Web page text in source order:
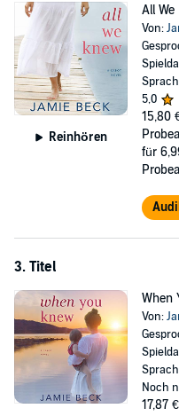
©2017 Jamie Beck (P)2017
reserved.
Reinhören
All We
Von:
5,0
15,80
für
3. Titel
When
Von:
Noch
17,87 €